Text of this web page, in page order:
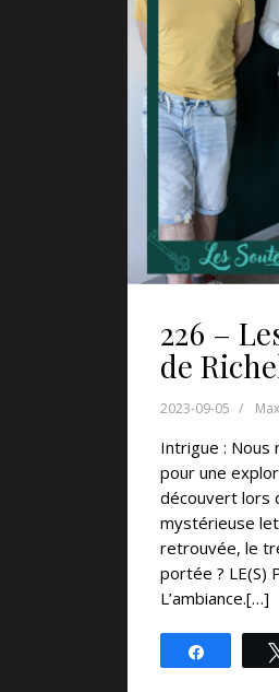
226 –
de
2023-09-05 Max
Intrigue : Nous
pour une
découvert lors
mystérieuse
retrouvée, le
portée ? LE(S)
L’ambiance.[…]
Partagez